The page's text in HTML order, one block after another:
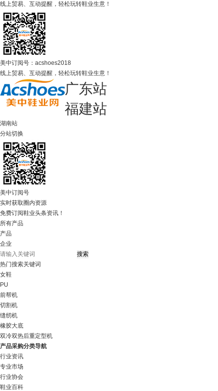
线上贸易、互动提醒，轻松玩转鞋业生意！
美中订阅号：acshoes2018
线上贸易、互动提醒，轻松玩转鞋业生意！
广东站
福建站
湖南站
分站切换
美中订阅号
实时获取圈内资源
免费订阅鞋业头条资讯！
所有产品
产品
企业
热门搜索关键词
女鞋
PU
前帮机
切割机
缝纫机
橡胶大底
双冷双热后重定型机
产品采购分类导航
行业资讯
专业市场
行业协会
鞋业百科